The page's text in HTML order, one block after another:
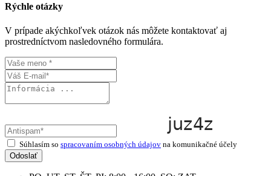
Rýchle otázky
V prípade akýchkoľvek otázok nás môžete kontaktovať aj
prostredníctvom nasledovného formulára.
Súhlasím so spracovaním osobných údajov na komunikačné účely
Odoslať